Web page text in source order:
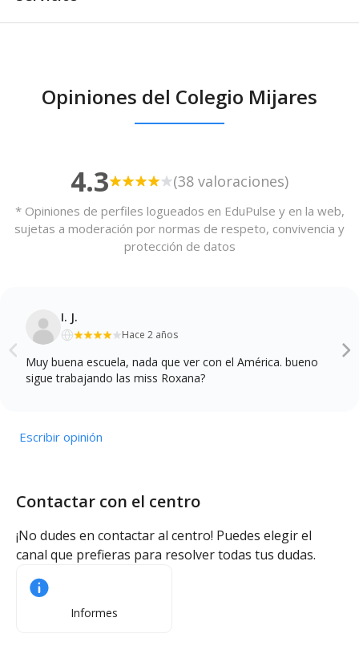
Comedor / Cafetería -
Transporte escolar
Opiniones del Colegio Mijares
4.3 (38 valoraciones)
* Opiniones de perfiles logueados en EduPulse y en la web,
sujetas a moderación por normas de respeto, convivencia y
protección de datos
I. J.
Hace 2 años
Muy buena escuela, nada que ver con el América. bueno
sigue trabajando las miss Roxana?
Escribir opinión
Contactar con el centro
¡No dudes en contactar al centro! Puedes elegir el
canal que prefieras para resolver todas tus dudas.
Informes